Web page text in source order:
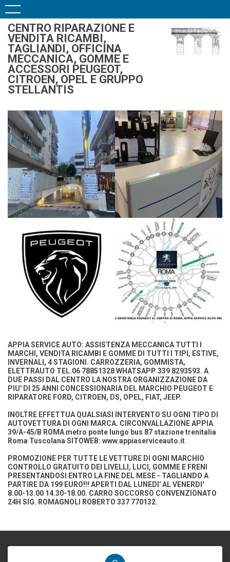
CENTRO RIPARAZIONE E
VENDITA RICAMBI,
TAGLIANDI, OFFICINA
MECCANICA, GOMME E
ACCESSORI PEUGEOT,
CITROEN, OPEL E GRUPPO
STELLANTIS
APPIA SERVICE AUTO: ASSISTENZA MECCANICA TUTTI I
MARCHI, VENDITA RICAMBI E GOMME DI TUTTI I TIPI, ESTIVE,
INVERNALI, 4 STAGIONI. CARROZZERIA, GOMMISTA,
ELETTRAUTO TEL.06 78851328 WHATSAPP 339 8293593. A
DUE PASSI DAL CENTRO LA NOSTRA ORGANIZZAZIONE DA
PIU' DI 25 ANNI CONCESSIONARIA DEL MARCHIO PEUGEOT E
RIPARATORE FORD, CITROEN, DS, OPEL, FIAT, JEEP.
INOLTRE EFFETTUA QUALSIASI INTERVENTO SU OGNI TIPO DI
AUTOVETTURA DI OGNI MARCA. CIRCONVALLAZIONE APPIA
39/A-45/B ROMA metro ponte lungo bus 87 stazione trenitalia
Roma Tuscolana SITOWEB: www.appiaserviceauto.it
PROMOZIONE PER TUTTE LE VETTURE DI OGNI MARCHIO
CONTROLLO GRATUITO DEI LIVELLI, LUCI, GOMME E FRENI
PRESENTANDOSI ENTRO LA FINE DEL MESE - TAGLIANDO A
PARTIRE DA 199 EURO!!! APERTI DAL LUNEDI' AL VENERDI'
8.00-13.00 14.30-18.00. CARRO SOCCORSO CONVENZIONATO
24H SIG. ROMAGNOLI ROBERTO 337 770132.